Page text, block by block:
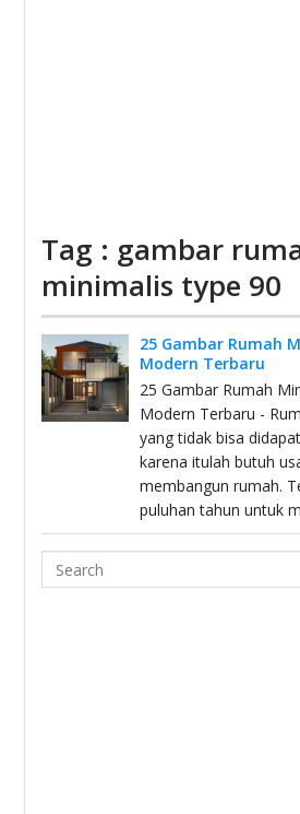
Tag : gambar
minimalis type 90
25 Gambar Rumah
Modern Terbaru
25 Gambar Rumah
Modern Terbaru -
yang tidak bisa
karena itulah butuh
membangun rumah.
puluhan tahun untuk
Search